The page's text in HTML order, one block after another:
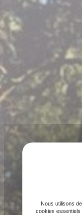
Nous utilisons
cookies essentiels